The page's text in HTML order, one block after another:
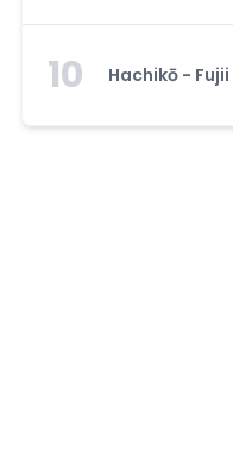
10 Hachikō - Fujii